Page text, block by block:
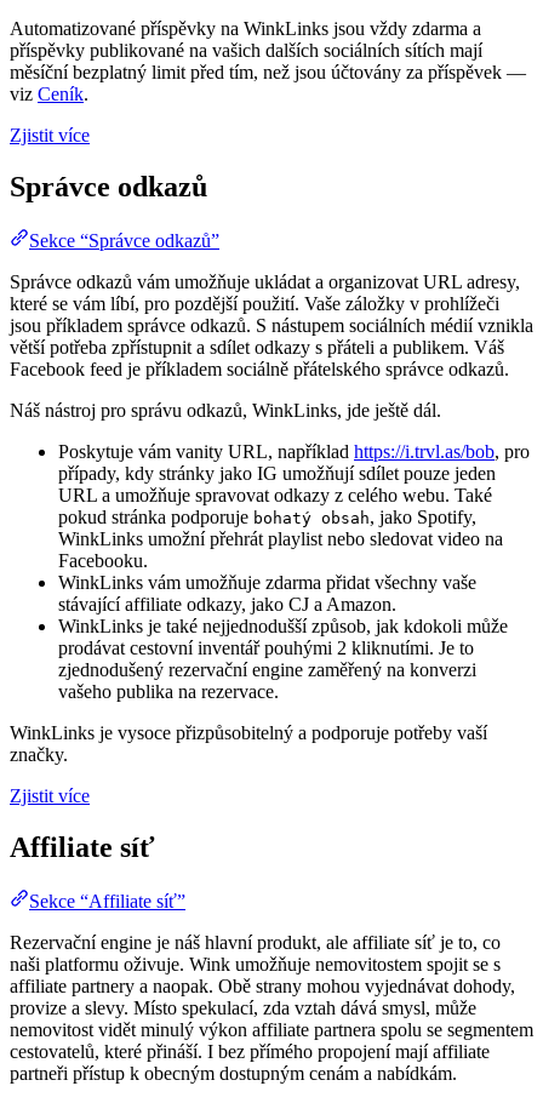
Automatizované příspěvky na WinkLinks jsou vždy zdarma a
příspěvky publikované na vašich dalších sociálních sítích mají
měsíční bezplatný limit před tím, než jsou účtovány za příspěvek —
viz Ceník.
Zjistit více
Správce odkazů
Sekce “Správce odkazů”
Správce odkazů vám umožňuje ukládat a organizovat URL adresy,
které se vám líbí, pro pozdější použití. Vaše záložky v prohlížeči
jsou příkladem správce odkazů. S nástupem sociálních médií vznikla
větší potřeba zpřístupnit a sdílet odkazy s přáteli a publikem. Váš
Facebook feed je příkladem sociálně přátelského správce odkazů.
Náš nástroj pro správu odkazů, WinkLinks, jde ještě dál.
Poskytuje vám vanity URL, například https://i.trvl.as/bob, pro
případy, kdy stránky jako IG umožňují sdílet pouze jeden
URL a umožňuje spravovat odkazy z celého webu. Také
pokud stránka podporuje bohatý obsah, jako Spotify,
WinkLinks umožní přehrát playlist nebo sledovat video na
Facebooku.
WinkLinks vám umožňuje zdarma přidat všechny vaše
stávající affiliate odkazy, jako CJ a Amazon.
WinkLinks je také nejjednodušší způsob, jak kdokoli může
prodávat cestovní inventář pouhými 2 kliknutími. Je to
zjednodušený rezervační engine zaměřený na konverzi
vašeho publika na rezervace.
WinkLinks je vysoce přizpůsobitelný a podporuje potřeby vaší
značky.
Zjistit více
Affiliate síť
Sekce “Affiliate síť”
Rezervační engine je náš hlavní produkt, ale affiliate síť je to, co
naši platformu oživuje. Wink umožňuje nemovitostem spojit se s
affiliate partnery a naopak. Obě strany mohou vyjednávat dohody,
provize a slevy. Místo spekulací, zda vztah dává smysl, může
nemovitost vidět minulý výkon affiliate partnera spolu se segmentem
cestovatelů, které přináší. I bez přímého propojení mají affiliate
partneři přístup k obecným dostupným cenám a nabídkám.